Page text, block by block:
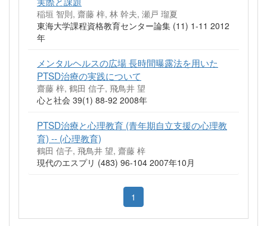
稲垣 智則, 齋藤 梓, 林 幹夫, 瀬戸 瑠夏
東海大学課程資格教育センター論集 (11) 1-11 2012
年
メンタルヘルスの広場 長時間曝露法を用いた
PTSD治療の実践について
齋藤 梓, 鶴田 信子, 飛鳥井 望
心と社会 39(1) 88-92 2008年
PTSD治療と心理教育 (青年期自立支援の心理教
育) -- (心理教育)
鶴田 信子, 飛鳥井 望, 齋藤 梓
現代のエスプリ (483) 96-104 2007年10月
1